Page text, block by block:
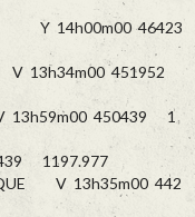
Y 14h00m00 46423
13h34m00 451952
450439 1
V 13h35m00 442